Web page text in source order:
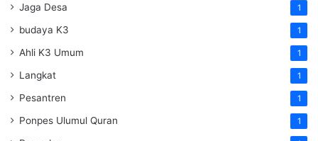
Jaga Desa 1
budaya K3 1
Ahli K3 Umum 1
Langkat 1
Pesantren 1
Ponpes Ulumul Quran 1